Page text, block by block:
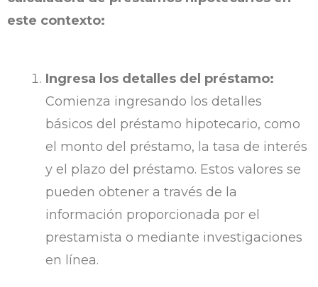
este contexto:
Ingresa los detalles del préstamo:
Comienza ingresando los detalles
básicos del préstamo hipotecario, como
el monto del préstamo, la tasa de interés
y el plazo del préstamo. Estos valores se
pueden obtener a través de la
información proporcionada por el
prestamista o mediante investigaciones
en línea.